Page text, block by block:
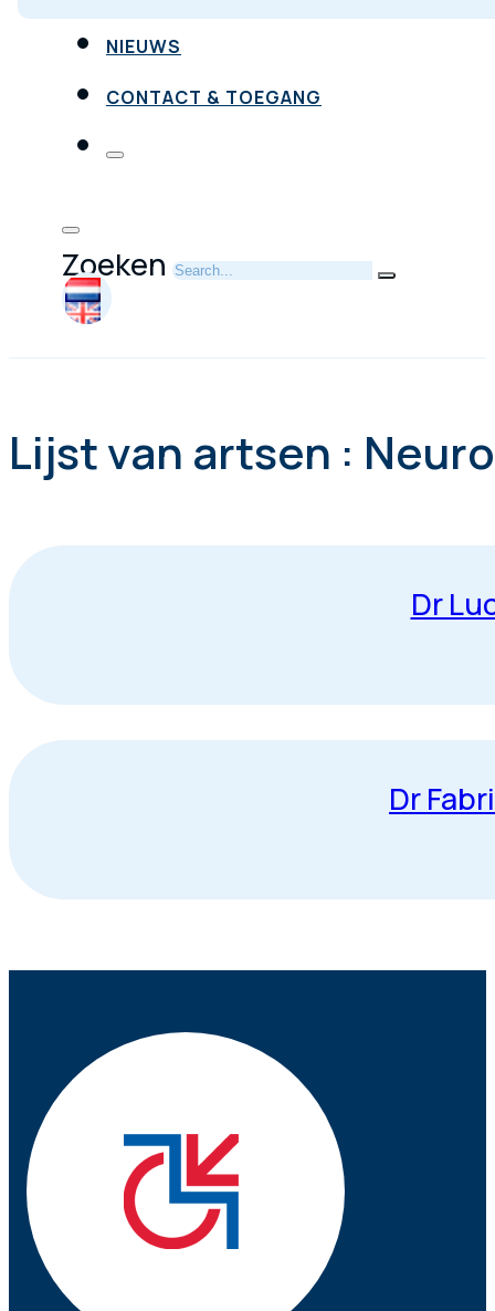
NIEUWS
CONTACT & TOEGANG
Zoeken
Lijst van artsen :
Dr
Dr